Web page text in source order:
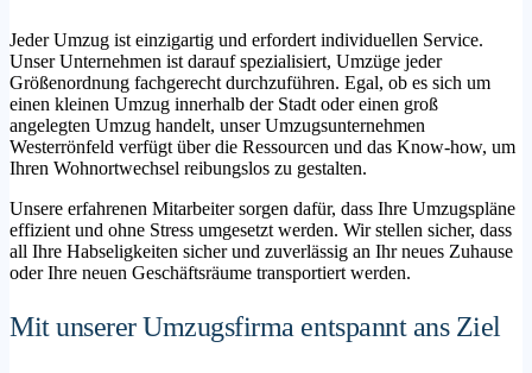
Jeder Umzug ist einzigartig und erfordert individuellen Service.
Unser Unternehmen ist darauf spezialisiert, Umzüge jeder
Größenordnung fachgerecht durchzuführen. Egal, ob es sich um
einen kleinen Umzug innerhalb der Stadt oder einen groß
angelegten Umzug handelt, unser Umzugsunternehmen
Westerrönfeld verfügt über die Ressourcen und das Know-how, um
Ihren Wohnortwechsel reibungslos zu gestalten.
Unsere erfahrenen Mitarbeiter sorgen dafür, dass Ihre Umzugspläne
effizient und ohne Stress umgesetzt werden. Wir stellen sicher, dass
all Ihre Habseligkeiten sicher und zuverlässig an Ihr neues Zuhause
oder Ihre neuen Geschäftsräume transportiert werden.
Mit unserer Umzugsfirma entspannt ans Ziel